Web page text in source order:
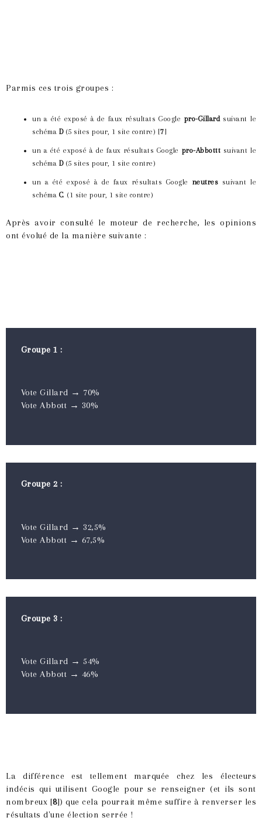
Parmis ces trois groupes :
un a été exposé à de faux résultats Google pro-Gillardsuivant le
schéma D (5 sites pour, 1 site contre) [7]
un a été exposé à de faux résultats Google pro-Abbottt suivant le
schéma D (5 sites pour, 1 site contre)
un a été exposé à de faux résultats Google neutres suivant le
schéma C. (1 site pour, 1 site contre)
Après avoir consulté le moteur de recherche, les opinions
ont évolué de la manière suivante :
Groupe 1 :
Vote Gillard → 70%
Vote Abbott → 30%
Groupe 2 :
Vote Gillard → 32,5%
Vote Abbott → 67,5%
Groupe 3 :
Vote Gillard → 54%
Vote Abbott → 46%
La différence est tellement marquée chez les électeurs
indécis qui utilisent Google pour se renseigner (et ils sont
nombreux [8]) que cela pourrait même suffire à renverser les
résultats d'une élection serrée !